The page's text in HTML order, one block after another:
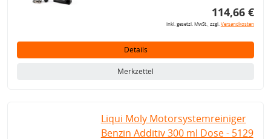
114,66 €
inkl. gesetzl. MwSt., zzgl.Versandkosten
Details
Merkzettel
Liqui Moly Motorsystemreiniger
Benzin Additiv 300 ml Dose - 5129